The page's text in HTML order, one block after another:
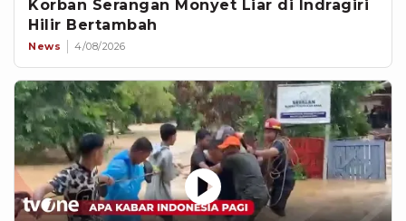
Korban Serangan Monyet Liar di Indragiri
Hilir Bertambah
News 4/08/2026